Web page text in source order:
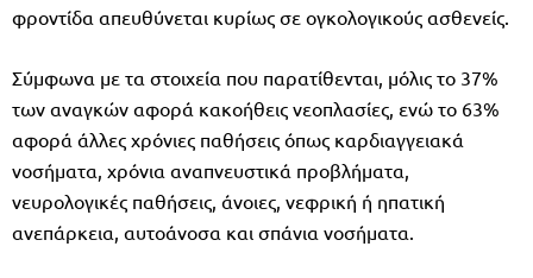
φροντίδα απευθύνεται κυρίως σε ογκολογικούς ασθενείς.
Σύμφωνα με τα στοιχεία που παρατίθενται, μόλις το 37%
των αναγκών αφορά κακοήθεις νεοπλασίες, ενώ το 63%
αφορά άλλες χρόνιες παθήσεις όπως καρδιαγγειακά
νοσήματα, χρόνια αναπνευστικά προβλήματα,
νευρολογικές παθήσεις, άνοιες, νεφρική ή ηπατική
ανεπάρκεια, αυτοάνοσα και σπάνια νοσήματα.